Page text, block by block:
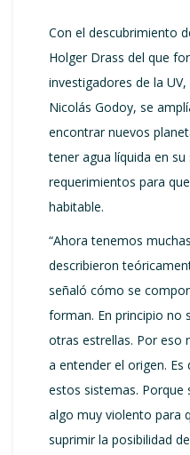
Con el descubrimiento
Holger Drass del que
investigadores de la
Nicolás Godoy, se
encontrar nuevos
tener agua líquida en
requerimientos para
habitable.
“Ahora tenemos
describieron
señaló cómo se
forman. En principio no
otras estrellas. Por eso
a entender el origen.
estos sistemas.
algo muy violento para
suprimir la posibilidad